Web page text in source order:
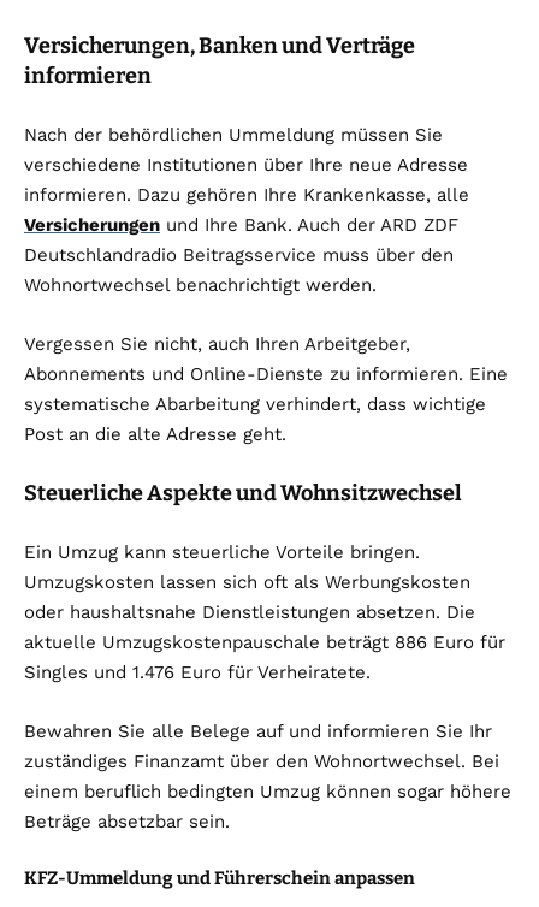
Versicherungen, Banken und Verträge
informieren
Nach der behördlichen Ummeldung müssen Sie
verschiedene Institutionen über Ihre neue Adresse
informieren. Dazu gehören Ihre Krankenkasse, alle
Versicherungen und Ihre Bank. Auch der ARD ZDF
Deutschlandradio Beitragsservice muss über den
Wohnortwechsel benachrichtigt werden.
Vergessen Sie nicht, auch Ihren Arbeitgeber,
Abonnements und Online-Dienste zu informieren. Eine
systematische Abarbeitung verhindert, dass wichtige
Post an die alte Adresse geht.
Steuerliche Aspekte und Wohnsitzwechsel
Ein Umzug kann steuerliche Vorteile bringen.
Umzugskosten lassen sich oft als Werbungskosten
oder haushaltsnahe Dienstleistungen absetzen. Die
aktuelle Umzugskostenpauschale beträgt 886 Euro für
Singles und 1.476 Euro für Verheiratete.
Bewahren Sie alle Belege auf und informieren Sie Ihr
zuständiges Finanzamt über den Wohnortwechsel. Bei
einem beruflich bedingten Umzug können sogar höhere
Beträge absetzbar sein.
KFZ-Ummeldung und Führerschein anpassen